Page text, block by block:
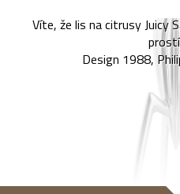
Víte, že lis na citrusy Juicy
Design 1988,